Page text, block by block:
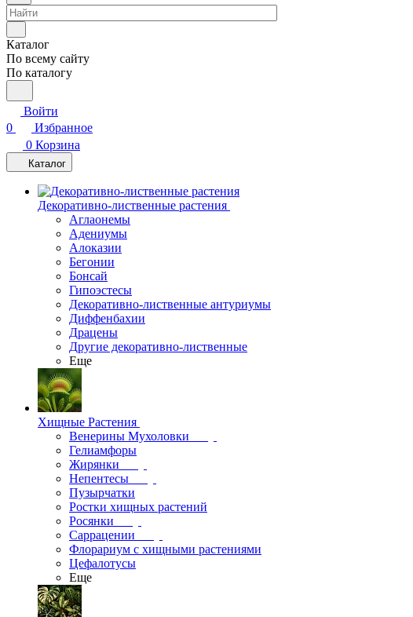
Каталог
По всему сайту
По каталогу
Войти
0
Избранное
0 Корзина
Каталог
Декоративно-лиственные растения
Аглаонемы
Адениумы
Алоказии
Бегонии
Бонсай
Гипоэстесы
Декоративно-лиственные антуриумы
Диффенбахии
Драцены
Другие декоративно-лиственные
Еще
Хищные Растения
Венерины Мухоловки
Гелиамфоры
Жирянки
Непентесы
Пузырчатки
Ростки хищных растений
Росянки
Саррацении
Флорариум с хищными растениями
Цефалотусы
Еще